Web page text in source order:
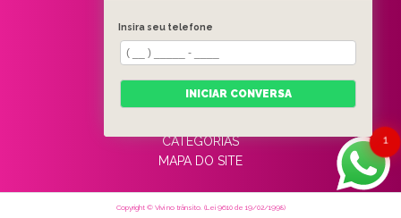
MENU
HOME
QUEM SOMOS
SERVIÇOS
BLOG
CATEGORIAS
MAPA DO SITE
Copyright © Vivi no trânsito. (Lei 9610 de 19/02/1998)
1
Insira seu telefone
INICIAR CONVERSA